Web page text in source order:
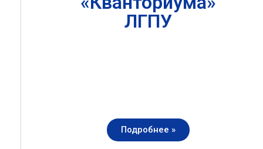
ЛГПУ
Подробнее »